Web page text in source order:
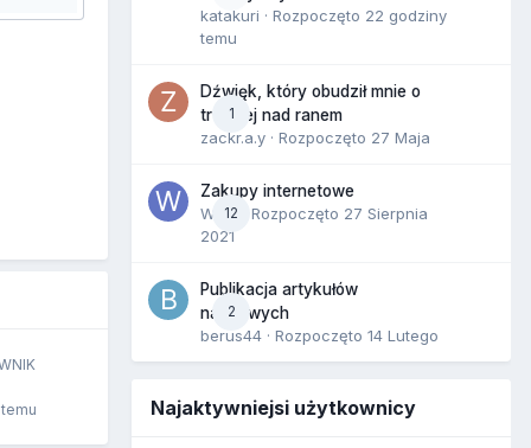
katakuri · Rozpoczęto 22 godziny
temu
1
Dźwięk, który obudził mnie o
trzeciej nad ranem
zackr.a.y · Rozpoczęto 27 Maja
12
Zakupy internetowe
Wula · Rozpoczęto 27 Sierpnia
2021
2
Publikacja artykułów
naukowych
berus44 · Rozpoczęto 14 Lutego
Najaktywniejsi użytkownicy